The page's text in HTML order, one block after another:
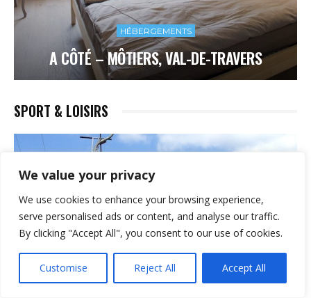
We value your privacy
We use cookies to enhance your browsing experience,
serve personalised ads or content, and analyse our traffic.
By clicking "Accept All", you consent to our use of cookies.
Customise Reject All Accept All
HÉBERGEMENTS
A CÔTÉ – MÔTIERS, VAL-DE-TRAVERS
SPORT & LOISIRS